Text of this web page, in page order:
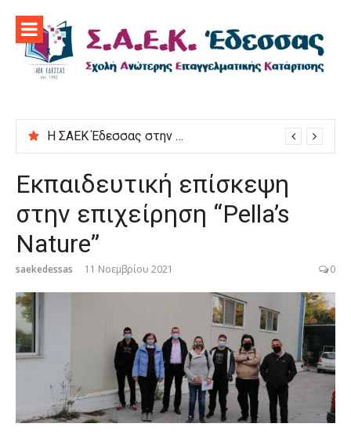
περιεχόμενο
Η ΣΑΕΚ Έδεσσας στην εκδήλωση “Μαγειρεύουμε στις ρίζες μας”
Εκπαιδευτική επίσκεψη
στην επιχείρηση “Pella’s
Nature”
saekedessas 11 Νοεμβρίου 2021 0